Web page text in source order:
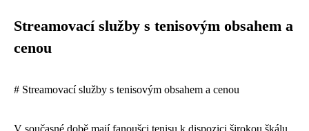
Streamovací služby s tenisovým obsahem a
cenou
# Streamovací služby s tenisovým obsahem a cenou
V současné době mají fanoušci tenisu k dispozici širokou škálu